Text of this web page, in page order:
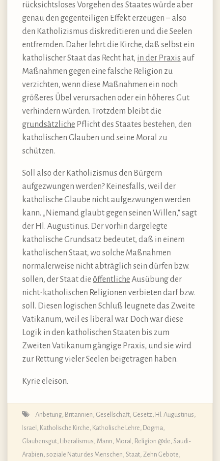
rücksichtsloses Vorgehen des Staates würde aber
genau den gegenteiligen Effekt erzeugen – also
den Katholizismus diskreditieren und die Seelen
entfremden. Daher lehrt die Kirche, daß selbst ein
katholischer Staat das Recht hat, in der Praxis auf
Maßnahmen gegen eine falsche Religion zu
verzichten, wenn diese Maßnahmen ein noch
größeres Übel verursachen oder ein höheres Gut
verhindern würden. Trotzdem bleibt die
grundsätzliche Pflicht des Staates bestehen, den
katholischen Glauben und seine Moral zu
schützen.
Soll also der Katholizismus den Bürgern
aufgezwungen werden? Keinesfalls, weil der
katholische Glaube nicht aufgezwungen werden
kann. „Niemand glaubt gegen seinen Willen,“ sagt
der Hl. Augustinus. Der vorhin dargelegte
katholische Grundsatz bedeutet, daß in einem
katholischen Staat, wo solche Maßnahmen
normalerweise nicht abträglich sein dürfen bzw.
sollen, der Staat die öffentliche Ausübung der
nicht-katholischen Religionen verbieten darf bzw.
soll. Diesen logischen Schluß leugnete das Zweite
Vatikanum, weil es liberal war. Doch war diese
Logik in den katholischen Staaten bis zum
Zweiten Vatikanum gängige Praxis, und sie wird
zur Rettung vieler Seelen beigetragen haben.
Kyrie eleison.
Anbetung Britannien Gesellschaft Gesetz Hl. Augustinus
Israel
Katholische Kirche Katholische Lehre, Dogma,
Glaubensgut
Liberalismus Mann Moral Religion @de Saudi-
Arabien soziale Natur des Menschen Staat Zehn Gebote